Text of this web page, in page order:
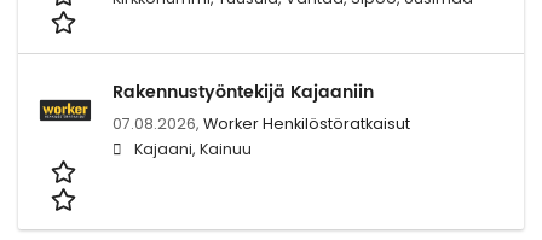
Rakennustyöntekijä Kajaaniin
07.08.2026, Worker Henkilöstöratkaisut
Kajaani, Kainuu